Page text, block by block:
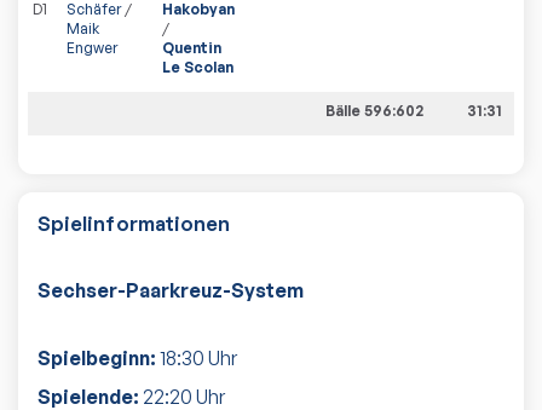
D1
Schäfer /
Maik
Engwer
Hakobyan
/
Quentin
Le Scolan
Bälle 596:602 31:31
Spielinformationen
Sechser-Paarkreuz-System
Spielbeginn: 18:30 Uhr
Spielende: 22:20 Uhr